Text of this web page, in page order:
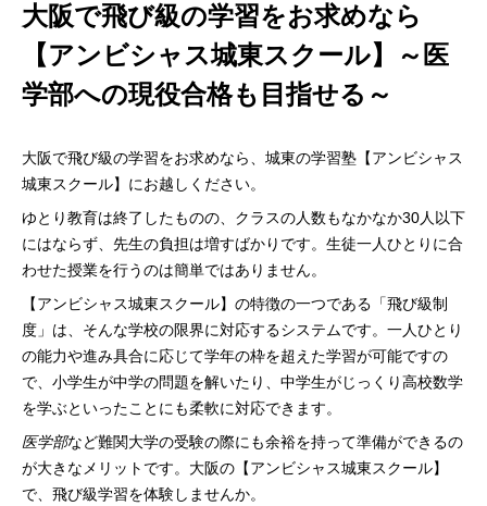
大阪で飛び級の学習をお求めなら
【アンビシャス城東スクール】～医
学部への現役合格も目指せる～
大阪で飛び級の学習をお求めなら、城東の学習塾【アンビシャス
城東スクール】にお越しください。
ゆとり教育は終了したものの、クラスの人数もなかなか30人以下
にはならず、先生の負担は増すばかりです。生徒一人ひとりに合
わせた授業を行うのは簡単ではありません。
【アンビシャス城東スクール】の特徴の一つである「飛び級制
度」は、そんな学校の限界に対応するシステムです。一人ひとり
の能力や進み具合に応じて学年の枠を超えた学習が可能ですの
で、小学生が中学の問題を解いたり、中学生がじっくり高校数学
を学ぶといったことにも柔軟に対応できます。
医学部など難関大学の受験の際にも余裕を持って準備ができるの
が大きなメリットです。大阪の【アンビシャス城東スクール】
で、飛び級学習を体験しませんか。